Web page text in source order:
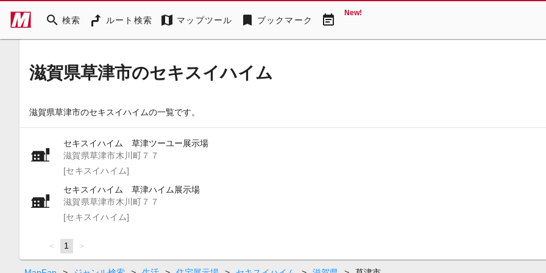
search 検索 ルート検索 map マップツール bookmark ブックマーク event_note New!
滋賀県草津市のセキスイハイム
滋賀県草津市のセキスイハイムの一覧です。
セキスイハイム 草津ツーユー展示場
滋賀県草津市木川町７７
[セキスイハイム]
セキスイハイム 草津ハイム展示場
滋賀県草津市木川町７７
[セキスイハイム]
page
You're
on
1 page